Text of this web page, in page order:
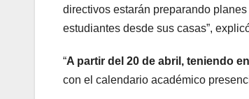
directivos estarán preparando
estudiantes desde sus casas”,
“A partir del 20 de abril, teniendo
con el calendario académico